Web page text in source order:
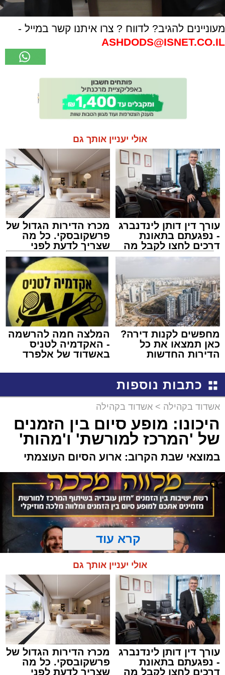
מעוניינים להגיב? לדווח ? צרו איתנו קשר במייל -
ASHDODS@ISNET.CO.IL
אולי יעניין אותך גם
עורך דין דותן לינדנברג
- נפגעתם בתאונת
דרכים לחצו לקבל מה
שמגיע לכם
מכרז הדירות הגדול של
פרשקובסקי. כל מה
שצריך לדעת לפני
שמגישים הצעה לדירה
באשדוד
מחפשים לקנות דירה?
כאן תמצאו את כל
הדירות החדשות
המלצה חמה להרשמה
- האקדמיה לטניס
באשדוד של אלפרד
כתבות נוספות
אשדוד בקהילה > אשדוד בקהילה
היכונו: מופע סיום בין הזמנים
של 'המרכז למורשת' ו'מהות'
במוצאי שבת הקרוב: ארוע הסיום העוצמתי
המרכז למורשת
מנהל האתר / 10:42 06.08.26
קרא עוד
אולי יעניין אותך גם
עורך דין דותן לינדנברג
- נפגעתם בתאונת
דרכים לחצו לקבל מה
מכרז הדירות הגדול של
פרשקובסקי. כל מה
שצריך לדעת לפני